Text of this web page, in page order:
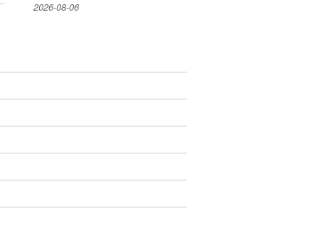
2026-08-06